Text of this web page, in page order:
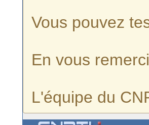
Vous pouvez
En vous
L'équipe du